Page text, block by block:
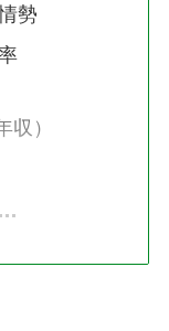
勢
）